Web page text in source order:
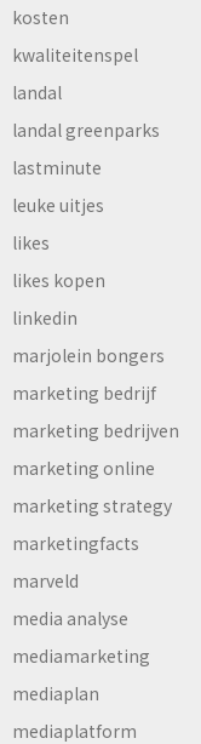
kosten
kwaliteitenspel
landal
landal greenparks
lastminute
leuke uitjes
likes
likes kopen
linkedin
marjolein bongers
marketing bedrijf
marketing bedrijven
marketing online
marketing strategy
marketingfacts
marveld
media analyse
mediamarketing
mediaplan
mediaplatform